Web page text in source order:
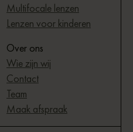
Multifocale lenzen
Lenzen voor kinderen
Over ons
Wie zijn wij
Contact
Team
Maak afspraak